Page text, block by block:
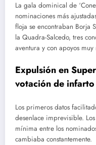
La gala dominical de
nominaciones más
floja se encontraban Borja
la Quadra-Salcedo, tres
aventura y con apoyos
Expulsión en
votación de infarto
Los primeros datos
desenlace imprevisible.
mínima entre los
cambiaba constantemente.